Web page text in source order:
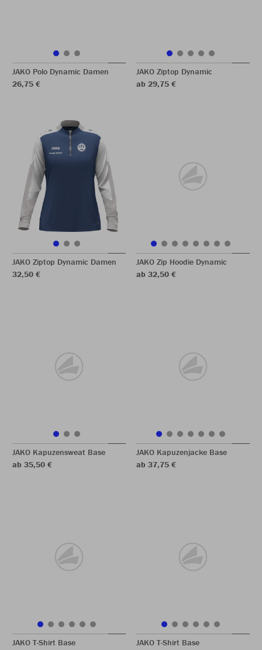
JAKO Polo Dynamic Damen
26,75 €
JAKO Ziptop Dynamic
ab 29,75 €
JAKO Ziptop Dynamic Damen
32,50 €
JAKO Zip Hoodie Dynamic
ab 32,50 €
JAKO Kapuzensweat Base
ab 35,50 €
JAKO Kapuzenjacke Base
ab 37,75 €
JAKO T-Shirt Base
JAKO T-Shirt Base